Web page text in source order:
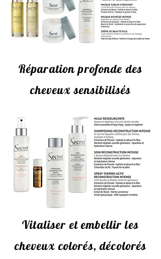
Réparation profonde des
cheveux sensibilisés
Vitaliser et embellir les
cheveux colorés, décolorés